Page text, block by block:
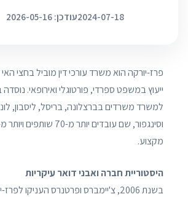
2024-07-18עודכן: 2026-05-16
פרז-יורקה הוא משרד עורכי דין מוביל בחצי
למשרד משרדים בברצלונה, בריסל, ליסבון,
מקצוע.
היסטוריית חברה ואבני דואר עיקריות
בשנת 2006, צ'יימברס ופרטנרס העניקו